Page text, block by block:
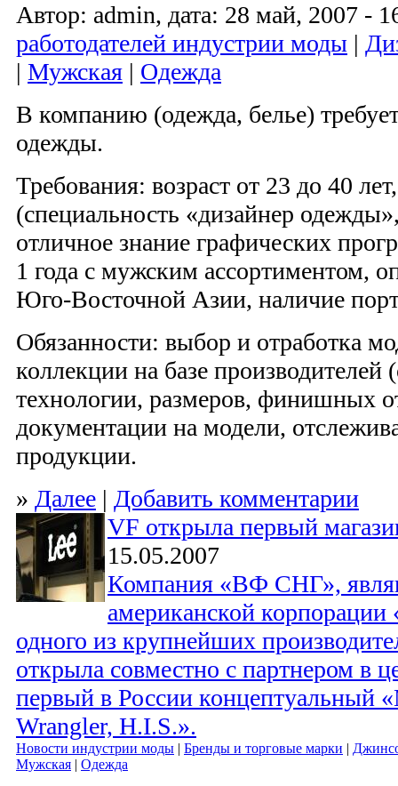
Автор: admin, дата: 28 май, 2007 -
работодателей индустрии моды |
| Мужская | Одежда
В компанию (одежда, белье)
одежды.
Требования: возраст от 23 до 40
(специальность «дизайнер
отличное знание графических
1 года с мужским ассортиментом,
Юго-Восточной Азии, наличие
Обязанности: выбор и отработка
коллекции на базе производителей
технологии, размеров, финишных
документации на модели,
продукции.
» Далее | Добавить комментарии
VF открыла первый
15.05.2007
Компания «ВФ СНГ»,
американской
одного из крупнейших
открыла совместно с партнером в
первый в России концептуальный
Wrangler, H.I.S.».
Новости индустрии моды | Бренды и торговые марки |
Мужская | Одежда